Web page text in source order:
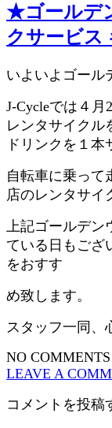
★ゴールデ
クサービス
いよいよゴール
J-Cycleでは４
レンタサイクル
ドリンクを１本
自転車に乗って
店のレンタサイ
上記ゴールデ
ている日もござ
をおすす
め致します。
スタッフ一同、
NO COMMENTS
LEAVE A
コメントを投稿